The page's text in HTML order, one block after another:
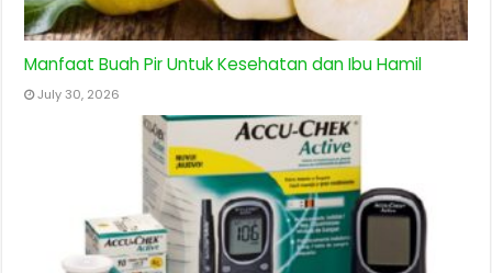
Manfaat Buah Pir Untuk Kesehatan dan Ibu Hamil
July 30, 2026